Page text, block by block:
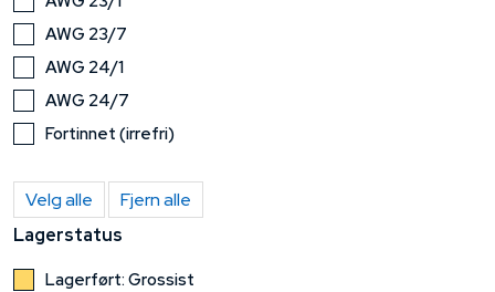
AWG 23/7
AWG 24/1
AWG 24/7
Fortinnet (irrefri)
Velg alle
Fjern alle
Lagerstatus
Lagerført: Grossist